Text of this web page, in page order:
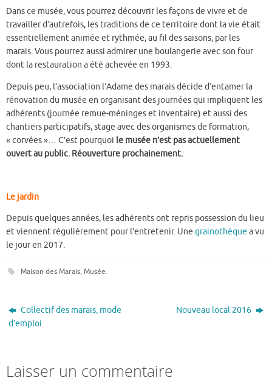
Dans ce musée, vous pourrez découvrir les façons de vivre et de
travailler d’autrefois, les traditions de ce territoire dont la vie était
essentiellement animée et rythmée, au fil des saisons, par les
marais. Vous pourrez aussi admirer une boulangerie avec son four
dont la restauration a été achevée en 1993.
Depuis peu, l’association l’Adame des marais décide d’entamer la
rénovation du musée en organisant des journées qui impliquent les
adhérents (journée remue-méninges et inventaire) et aussi des
chantiers participatifs, stage avec des organismes de formation,
« corvées »… C’est pourquoi le musée n’est pas actuellement
ouvert au public. Réouverture prochainement.
Le jardin
Depuis quelques années, les adhérents ont repris possession du lieu
et viennent régulièrement pour l’entretenir. Une grainothèque a vu
le jour en 2017.
Maison des Marais, Musée.
Collectif des marais, mode
d’emploi
Nouveau local 2016
Laisser un commentaire